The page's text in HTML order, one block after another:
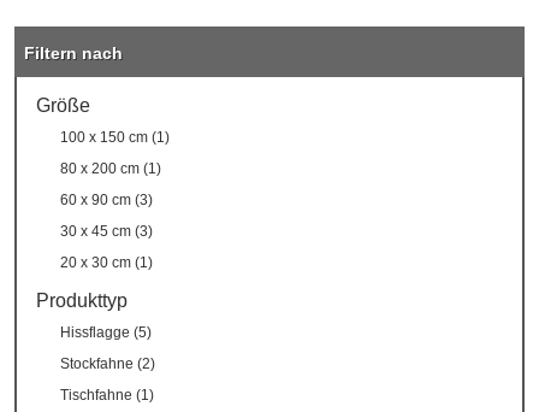
Filtern nach
Größe
100 x 150 cm (1)
80 x 200 cm (1)
60 x 90 cm (3)
30 x 45 cm (3)
20 x 30 cm (1)
Produkttyp
Hissflagge (5)
Stockfahne (2)
Tischfahne (1)